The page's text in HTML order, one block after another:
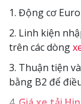
1. Động cơ
2. Linh kiện
trên các dòng
3. Thuận tiện
bằng B2 để